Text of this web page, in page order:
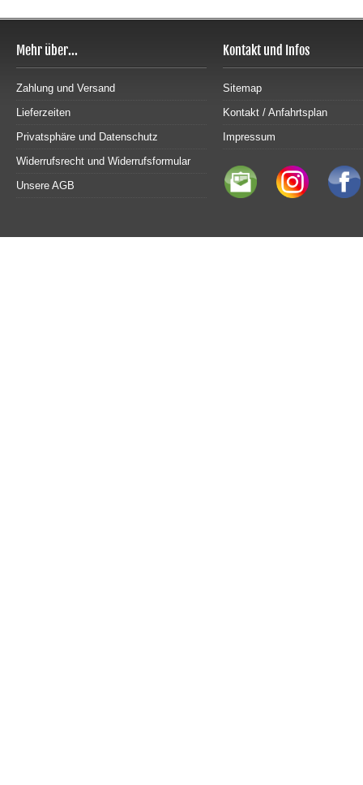
Mehr über...
Zahlung und Versand
Lieferzeiten
Privatsphäre und Datenschutz
Widerrufsrecht und Widerrufsformular
Unsere AGB
Kontakt und Infos
Sitemap
Kontakt / Anfahrtsplan
Impressum